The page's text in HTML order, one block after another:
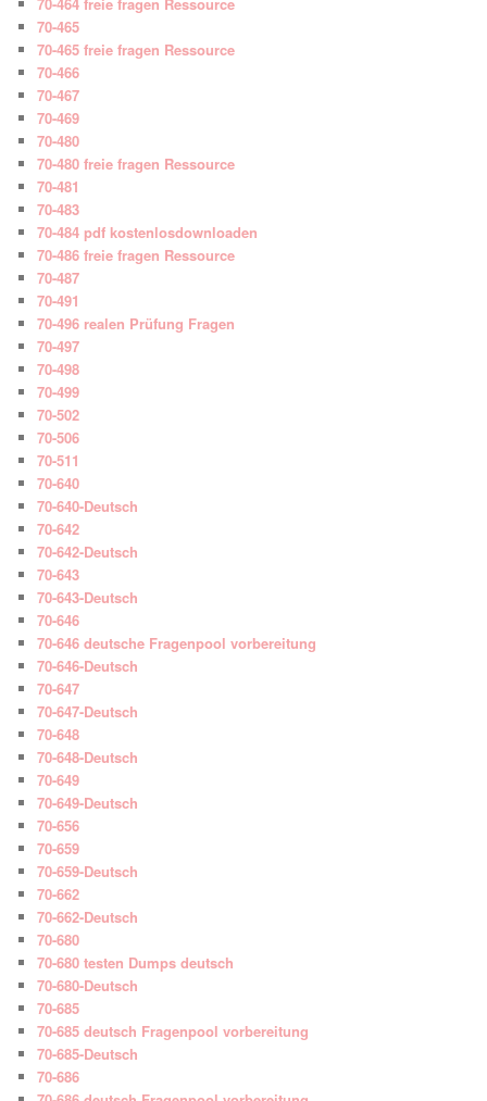
70-465
70-465 freie fragen Ressource
70-466
70-467
70-469
70-480
70-480 freie fragen Ressource
70-481
70-483
70-484 pdf kostenlosdownloaden
70-486 freie fragen Ressource
70-487
70-491
70-496 realen Prüfung Fragen
70-497
70-498
70-499
70-502
70-506
70-511
70-640
70-640-Deutsch
70-642
70-642-Deutsch
70-643
70-643-Deutsch
70-646
70-646 deutsche Fragenpool vorbereitung
70-646-Deutsch
70-647
70-647-Deutsch
70-648
70-648-Deutsch
70-649
70-649-Deutsch
70-656
70-659
70-659-Deutsch
70-662
70-662-Deutsch
70-680
70-680 testen Dumps deutsch
70-680-Deutsch
70-685
70-685 deutsch Fragenpool vorbereitung
70-685-Deutsch
70-686